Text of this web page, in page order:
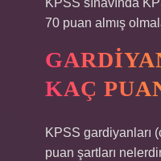
KPSS sınavında
70 puan almış
KAÇ
KPSS gardiyanları
puan şartları